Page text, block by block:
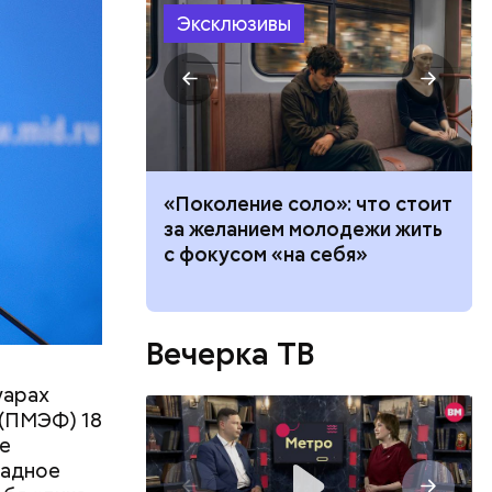
(ПМЭФ) 18
Эксклюзивы
четыре
которые
«Поколение соло»: что стоит
за желанием молодежи жить
с фокусом «на себя»
Вечерка ТВ